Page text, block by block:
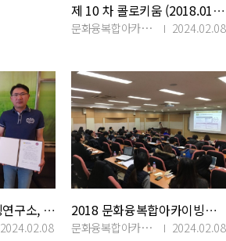
제 10 차 콜로키움 (2018.01.22)
문화융복합아카이빙연구소 2024.02.08
문화융복합아카이빙연구소, 베트남 호치민 대학교 MOU 체결
2024.02.08
2018 문화융복합아카이빙연구소 동계학술대회
문화융복합아카이빙연구소 2024.02.08